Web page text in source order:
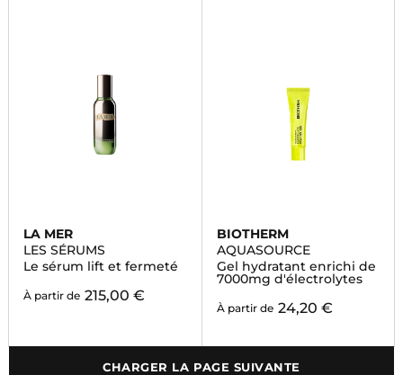
LA MER
LES SÉRUMS
Le sérum lift et fermeté
À partir de 215,00 €
BIOTHERM
AQUASOURCE
Gel hydratant enrichi de
7000mg d'électrolytes
À partir de 24,20 €
CHARGER LA PAGE SUIVANTE